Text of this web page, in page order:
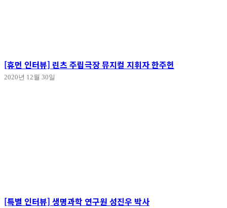
[휴먼 인터뷰] 린츠 주립극장 뮤지컬 지휘자 한주헌
2020년 12월 30일
[특별 인터뷰] 생명과학 연구원 성진우 박사